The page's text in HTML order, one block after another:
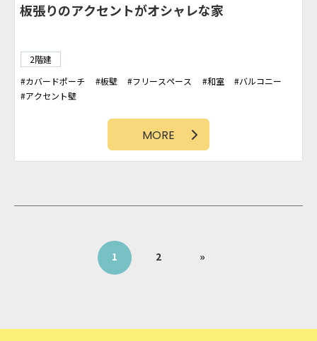
板張りのアクセントがオシャレな家
2階建
カバードポーチ
板壁 フリースペース 和室
バルコニー
アクセント壁
MORE
1 2 »